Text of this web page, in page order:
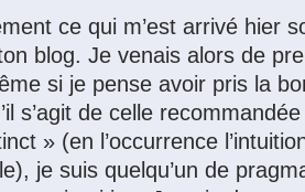
ce qui m’est arrivé hier
blog. Je venais alors de
si je pense avoir pris la
s’agit de celle
» (en l’occurrence
je suis quelqu’un de